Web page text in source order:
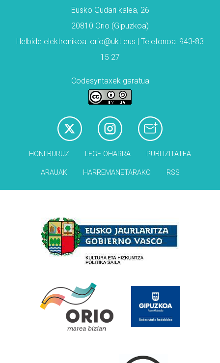
Eusko Gudari kalea, 26
20810 Orio (Gipuzkoa)
Helbide elektronikoa: orio@ukt.eus | Telefonoa: 943-83
15 27
Codesyntaxek garatua
HONI BURUZ LEGE OHARRA PUBLIZITATEA
ARAUAK HARREMANETARAKO RSS